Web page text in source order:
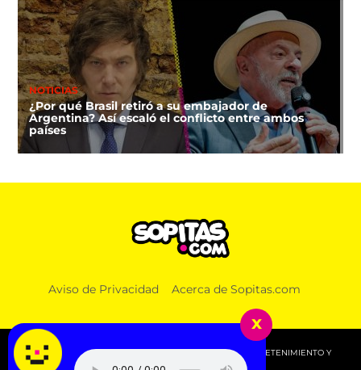
NOTICIAS
¿Por qué Brasil retiró a su embajador de
Argentina? Así escaló el conflicto entre ambos
países
Aviso de Privacidad Acerca de Sopitas.com
© 2026 SOPITAS.COM - MÚSICA, NOTICIAS, DEPORTES, ENTRETENIMIENTO Y
x